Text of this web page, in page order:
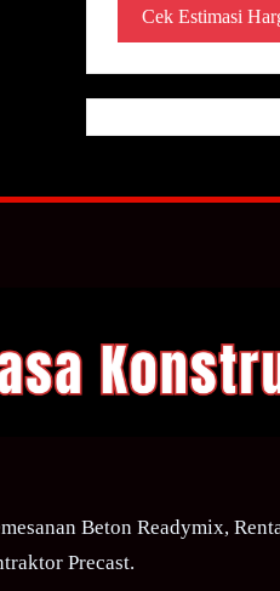
Cek Estimasi
Beton Readymix,
Precast.